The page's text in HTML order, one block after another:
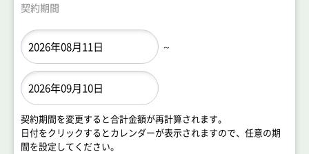
契約期間
～
契約期間を変更すると合計金額が再計算されます。
日付をクリックするとカレンダーが表示されますので、任意の期
間を設定してください。